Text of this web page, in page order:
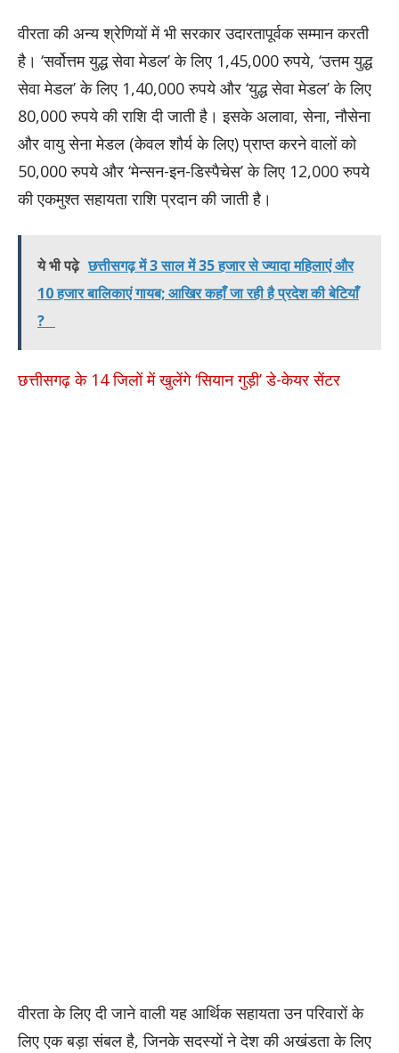
वीरता की अन्य श्रेणियों में भी सरकार उदारतापूर्वक सम्मान करती
है। ‘सर्वोत्तम युद्ध सेवा मेडल’ के लिए 1,45,000 रुपये, ‘उत्तम युद्ध
सेवा मेडल’ के लिए 1,40,000 रुपये और ‘युद्ध सेवा मेडल’ के लिए
80,000 रुपये की राशि दी जाती है। इसके अलावा, सेना, नौसेना
और वायु सेना मेडल (केवल शौर्य के लिए) प्राप्त करने वालों को
50,000 रुपये और ‘मेन्सन-इन-डिस्पैचेस’ के लिए 12,000 रुपये
की एकमुश्त सहायता राशि प्रदान की जाती है।
ये भी पढ़े छत्तीसगढ़ में 3 साल में 35 हजार से ज्यादा महिलाएं और
10 हजार बालिकाएं गायब; आखिर कहाँ जा रही है प्रदेश की बेटियाँ
?
छत्तीसगढ़ के 14 जिलों में खुलेंगे ‘सियान गुड़ी’ डे-केयर सेंटर
वीरता के लिए दी जाने वाली यह आर्थिक सहायता उन परिवारों के
लिए एक बड़ा संबल है, जिनके सदस्यों ने देश की अखंडता के लिए